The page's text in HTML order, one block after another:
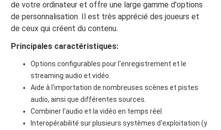
de votre ordinateur et offre une large gamme d'options
de personnalisation. Il est très apprécié des joueurs et
de ceux qui créent du contenu.
Principales caractéristiques:
Options configurables pour l'enregistrement et le
streaming audio et vidéo.
Aide à l'importation de nombreuses scènes et pistes
audio, ainsi que différentes sources.
Combiner l'audio et la vidéo en temps réel.
Interopérabilité sur plusieurs systèmes d'exploitation (y